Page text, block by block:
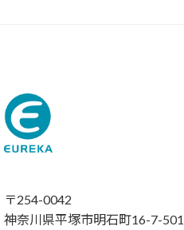
〒254-0042
神奈川県平塚市明石町16-7-501